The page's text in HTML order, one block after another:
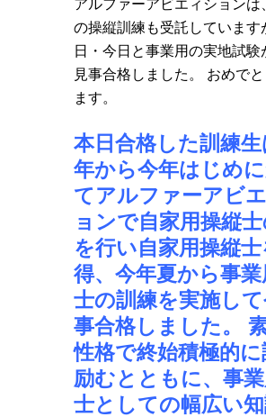
アルファーアビエィションは
の操縦訓練も受託しています
日・今日と事業用の実地試験
見事合格しました。 おめで
ます。
本日合格した訓練
年から今年はじめ
てアルファーアビ
ョンで自家用操縦
を行い自家用操縦士
得、今年夏から事
士の訓練を実施し
事合格しました。
性格で終始積極的に
励むとともに、事
士としての幅広い